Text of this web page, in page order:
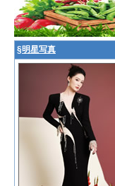
§明星写真